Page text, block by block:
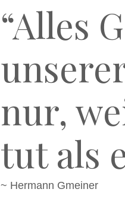
“Alles
nur,
tut als
~ Hermann Gmeiner